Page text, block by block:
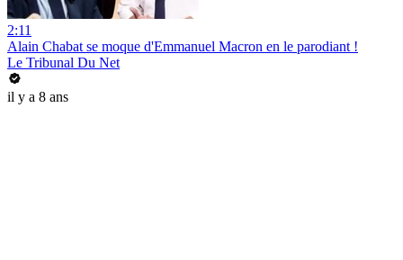
2:11
Alain Chabat se moque d'Emmanuel Macron en le parodiant !
Le Tribunal Du Net
il y a 8 ans